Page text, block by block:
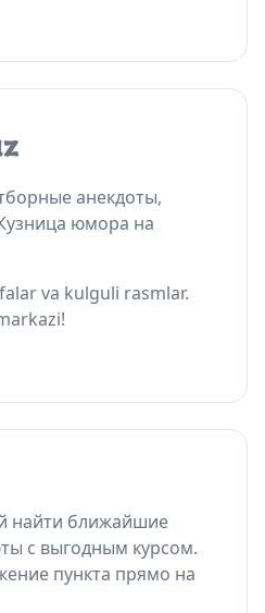
анекдоты,
юмора на
va kulguli rasmlar.
найти ближайшие
с выгодным курсом.
пункта прямо на